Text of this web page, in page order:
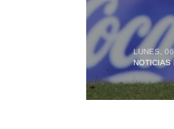
LUNES,
NOTICIAS